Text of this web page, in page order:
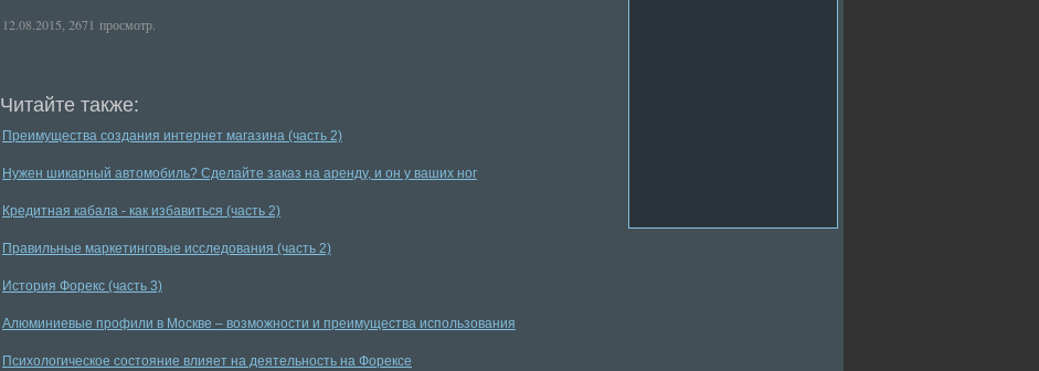
12.08.2015, 2671 просмотр.
Читайте также:
Преимущества создания интернет магазина (часть 2)
Нужен шикарный автомобиль? Сделайте заказ на аренду, и он у ваших ног
Кредитная кабала - как избавиться (часть 2)
Правильные маркетинговые исследования (часть 2)
История Форекс (часть 3)
Алюминиевые профили в Москве – возможности и преимущества использования
Психологическое состояние влияет на деятельность на Форексе